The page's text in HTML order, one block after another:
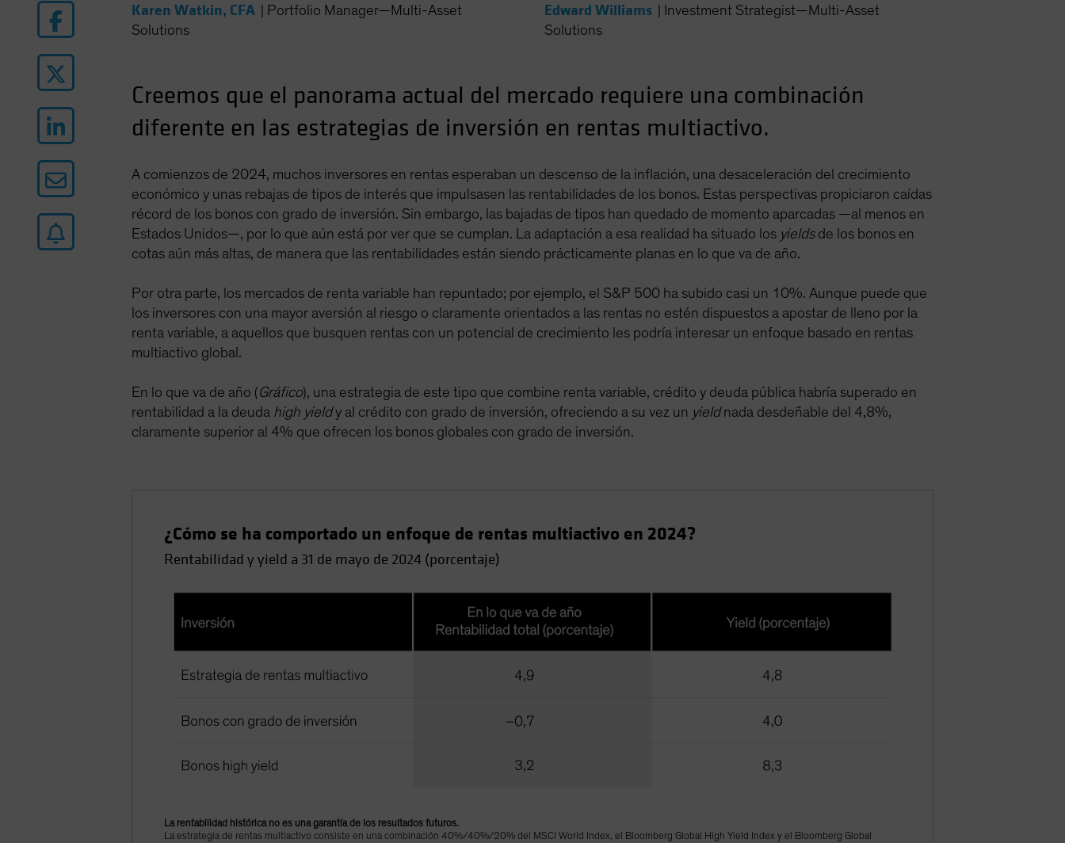
Karen Watkin, CFA
Portfolio Manager—Multi-Asset
Solutions
Edward Williams
Investment Strategist—Multi-Asset
Solutions
Creemos que el panorama actual del mercado requiere una combinación
diferente en las estrategias de inversión en rentas multiactivo.
A comienzos de 2024, muchos inversores en rentas esperaban un descenso de la inflación, una desaceleración del crecimiento
económico y unas rebajas de tipos de interés que impulsasen las rentabilidades de los bonos. Estas perspectivas propiciaron caídas
récord de los bonos con grado de inversión. Sin embargo, las bajadas de tipos han quedado de momento aparcadas —al menos en
Estados Unidos—, por lo que aún está por ver que se cumplan. La adaptación a esa realidad ha situado los yieldsde los bonos en
cotas aún más altas, de manera que las rentabilidades están siendo prácticamente planas en lo que va de año.
Por otra parte, los mercados de renta variable han repuntado; por ejemplo, el S&P 500 ha subido casi un 10%. Aunque puede que
los inversores con una mayor aversión al riesgo o claramente orientados a las rentas no estén dispuestos a apostar de lleno por la
renta variable, a aquellos que busquen rentas con un potencial de crecimiento les podría interesar un enfoque basado en rentas
multiactivo global.
En lo que va de año (Gráfico), una estrategia de este tipo que combine renta variable, crédito y deuda pública habría superado en
rentabilidad a la deuda high yieldy al crédito con grado de inversión, ofreciendo a su vez un yieldnada desdeñable del 4,8%,
claramente superior al 4% que ofrecen los bonos globales con grado de inversión.
¿Cómo se ha comportado un enfoque de rentas multiactivo en 2024?
Rentabilidad y yield a 31 de mayo de 2024 (porcentaje)
La rentabilidad histórica no es una garantía de los resultados futuros.
La estrategia de rentas multiactivo consiste en una combinación 40%/40%/20% del MSCI World Index, el Bloomberg Global High Yield Index y el Bloomberg Global